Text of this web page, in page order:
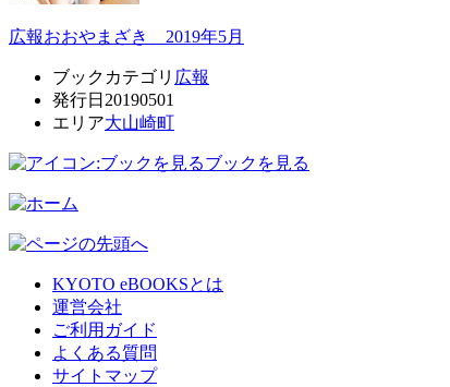
広報おおやまざき 2019年5月
ブックカテゴリ 広報
発行日 20190501
エリア大山崎町
ブックを見る
KYOTO eBOOKSとは
運営会社
ご利用ガイド
よくある質問
サイトマップ